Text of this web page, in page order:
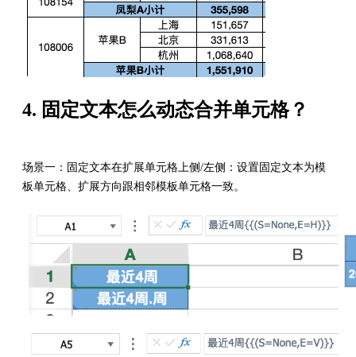
4. 固定文本怎么动态合并单元格？
场景一：固定文本在扩展单元格上侧/左侧：设置固定文本为模
板单元格、扩展方向跟相邻模板单元格一致。